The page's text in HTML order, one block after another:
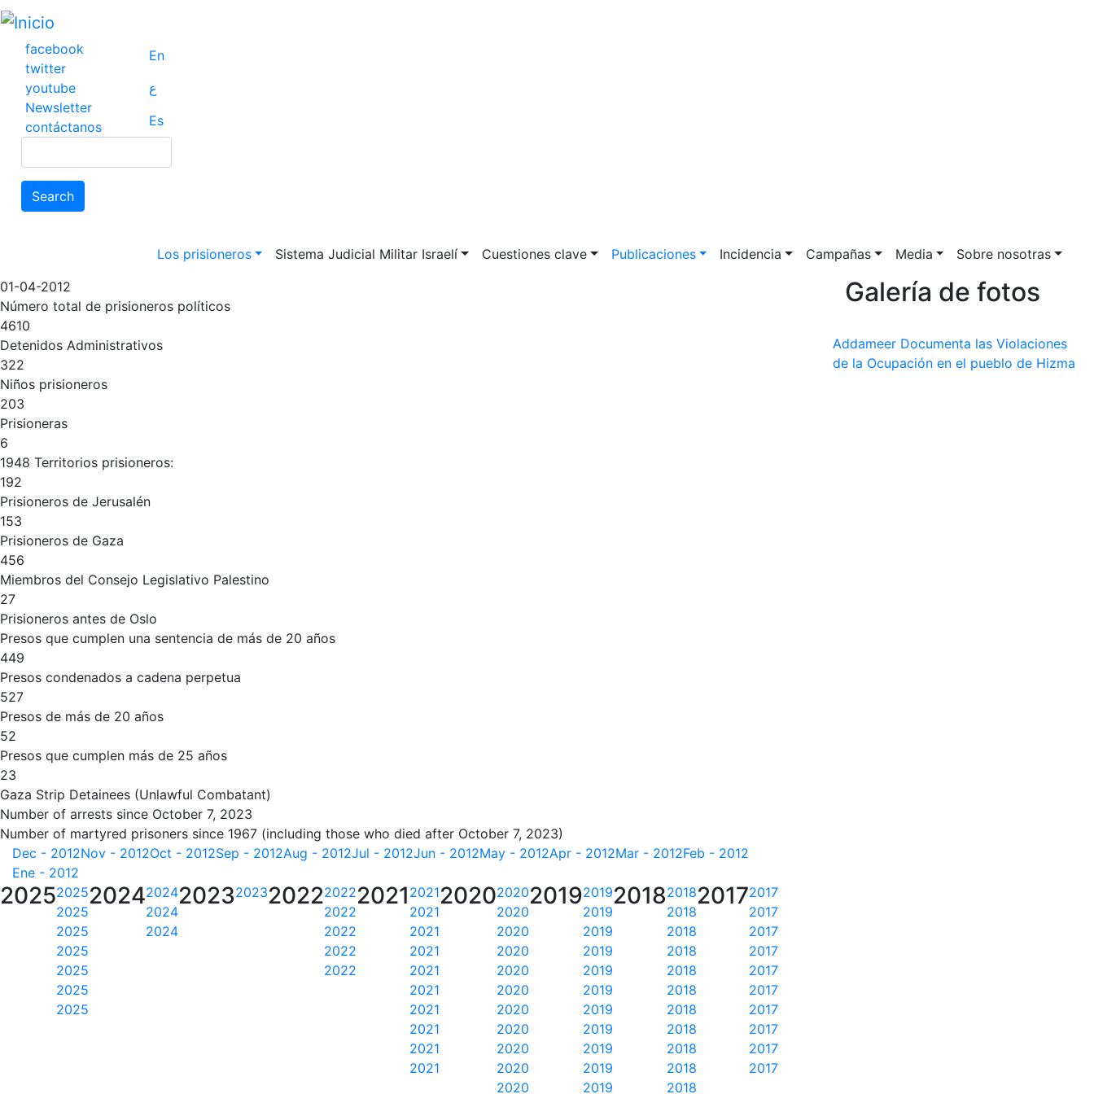
Pasar
contenido
principal
facebook
twitter
youtube
Newsletter
contáctanos
En
ع
Es
Search
Main navigation
Los prisioneros Sistema Judicial Militar Israelí Cuestiones clave Publicaciones Incidencia Campañas Media
Sobre nosotras
01-04-2012
Número total de prisioneros políticos
4610
Detenidos Administrativos
322
Niños prisioneros
203
Prisioneras
6
1948 Territorios prisioneros:
192
Prisioneros de Jerusalén
153
Prisioneros de Gaza
456
Miembros del Consejo Legislativo Palestino
27
Prisioneros antes de Oslo
Presos que cumplen una sentencia de más de 20 años
449
Presos condenados a cadena perpetua
527
Presos de más de 20 años
52
Presos que cumplen más de 25 años
23
Gaza Strip Detainees (Unlawful Combatant)
Number of arrests since October 7, 2023
Number of martyred prisoners since 1967 (including those who died after October 7, 2023)
Dec - 2012Nov - 2012Oct - 2012Sep - 2012Aug - 2012Jul - 2012Jun - 2012May - 2012Apr - 2012Mar - 2012Feb - 2012
Ene - 2012
20252025
2025
2025
2025
2025
2025
2025
20242024
2024
2024
2023202320222022
2022
2022
2022
2022
2021 2021
2021
2021
2021
2021
2021
2021
2021
2021
2021
20202020
2020
2020
2020
2020
2020
2020
2020
2020
2020
2020
20192019
2019
2019
2019
2019
2019
2019
2019
2019
2019
2019
20182018
2018
2018
2018
2018
2018
2018
2018
2018
2018
2018
20172017
2017
2017
2017
2017
2017
2017
2017
2017
2017
Galería de fotos
Addameer Documenta las Violaciones
de la Ocupación en el pueblo de Hizma